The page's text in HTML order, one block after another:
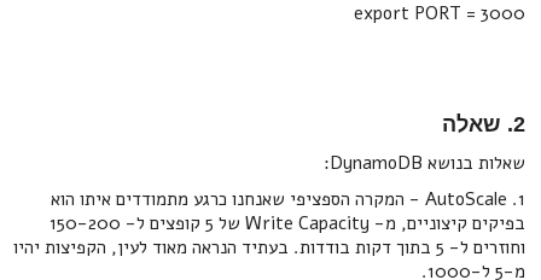
export PORT = 3000
2. שאלה
שאלות בנושא DynamoDB:
1. AutoScale - המקרה הספציפי שאנחנו כרגע מתמודדים איתו הוא
בפיקים קיצוניים, מ- Write Capacity של 5 קופצים ל- 150-200
וחוזרים ל- 5 בתוך דקות בודדות. בעתיד הנראה מאוד לעין, הקפיצות יהיו
מ-5 ל-1000.